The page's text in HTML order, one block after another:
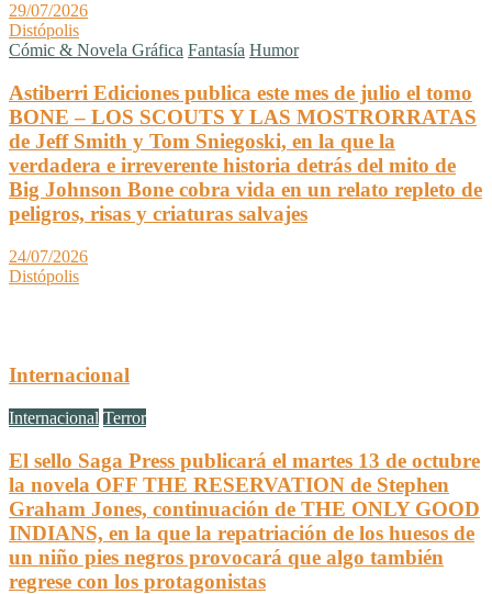
29/07/2026
Distópolis
Cómic & Novela Gráfica Fantasía Humor
Astiberri Ediciones publica este mes de julio el tomo
BONE – LOS SCOUTS Y LAS MOSTRORRATAS
de Jeff Smith y Tom Sniegoski, en la que la
verdadera e irreverente historia detrás del mito de
Big Johnson Bone cobra vida en un relato repleto de
peligros, risas y criaturas salvajes
24/07/2026
Distópolis
Internacional
Internacional Terror
El sello Saga Press publicará el martes 13 de octubre
la novela OFF THE RESERVATION de Stephen
Graham Jones, continuación de THE ONLY GOOD
INDIANS, en la que la repatriación de los huesos de
un niño pies negros provocará que algo también
regrese con los protagonistas